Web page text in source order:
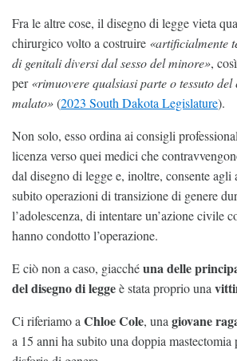
Fra le altre cose, il disegno di legge vieta
chirurgico volto a costruire «artificialmente
di genitali diversi dal sesso del minore»,
per«rimuovere qualsiasi parte o tessuto
malato»(2023 South Dakota Legislature).
Non solo, esso ordina ai consigli
licenza verso quei medici che
dal disegno di legge e, inoltre, consente agli
subito operazioni di transizione di genere
l’adolescenza, di intentare un’azione civile
hanno condotto l’operazione.
E ciò non a caso, giacchéuna delle
del disegno di leggeè stata proprio una
Ci riferiamo a Chloe Cole, una giovane
a 15 anni ha subito una doppia mastectomia